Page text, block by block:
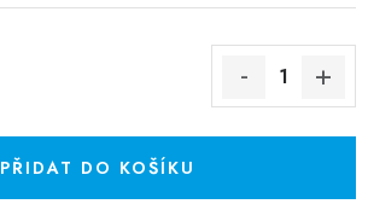
PŘIDAT DO KOŠÍKU